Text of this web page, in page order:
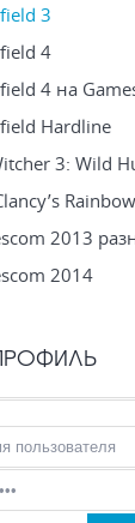
3
4
4 на
Hardline
3: Wild
2013
2014